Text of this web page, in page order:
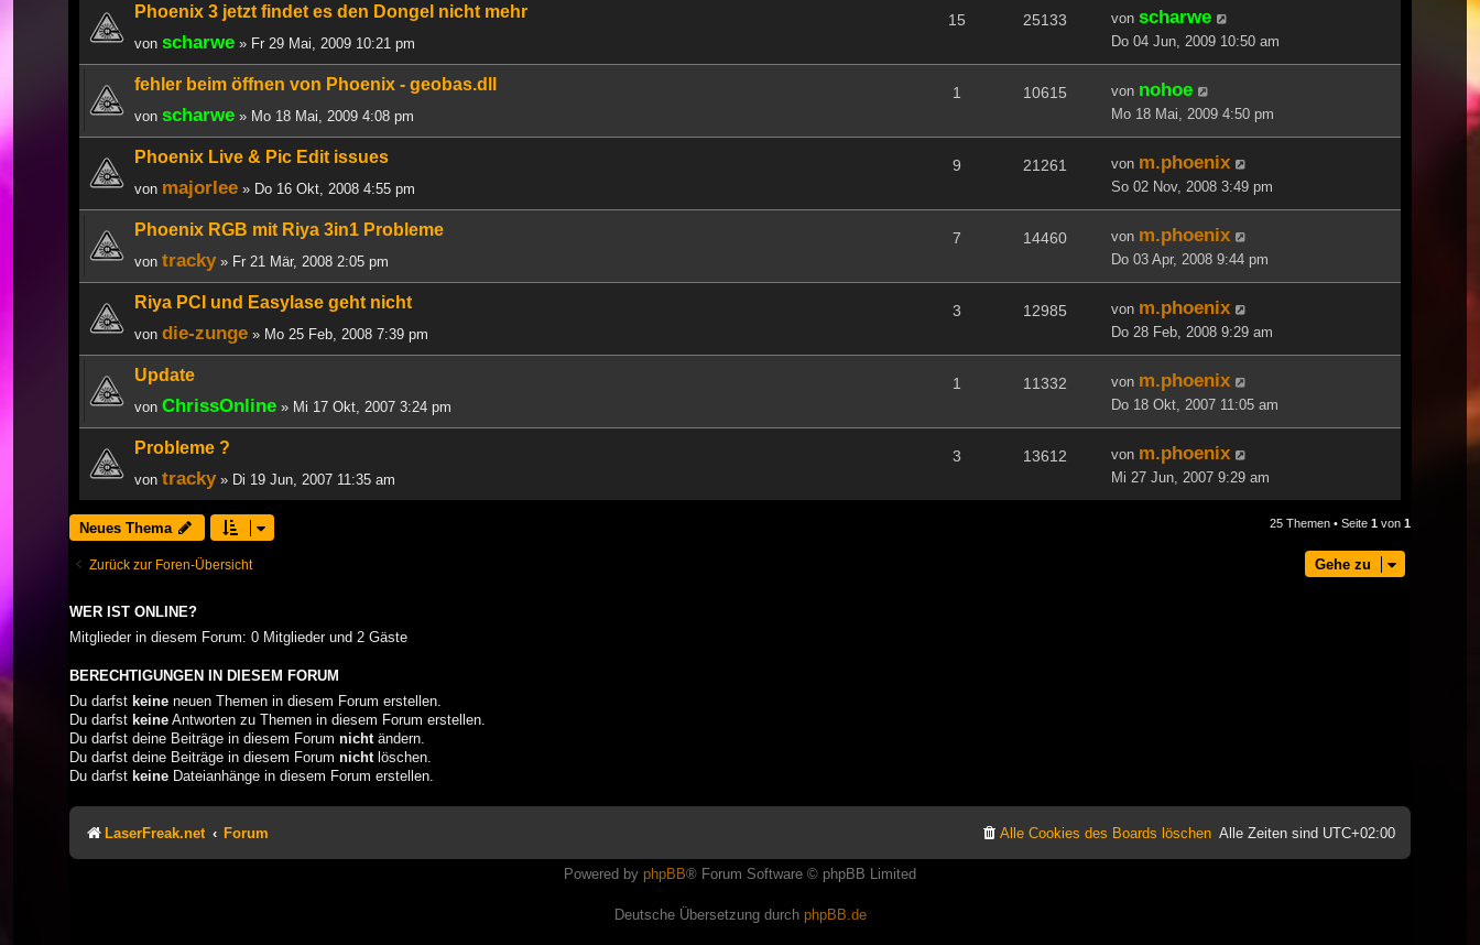
Phoenix 3 jetzt findet es den Dongel nicht mehr
von scharwe » Fr 29 Mai, 2009 10:21 pm
15 25133 von scharwe
Do 04 Jun, 2009 10:50 am
fehler beim öffnen von Phoenix - geobas.dll
von scharwe » Mo 18 Mai, 2009 4:08 pm
1 10615 von nohoe
Mo 18 Mai, 2009 4:50 pm
Phoenix Live & Pic Edit issues
von majorlee » Do 16 Okt, 2008 4:55 pm
9 21261 von m.phoenix
So 02 Nov, 2008 3:49 pm
Phoenix RGB mit Riya 3in1 Probleme
von tracky» Fr 21 Mär, 2008 2:05 pm
7 14460 von m.phoenix
Do 03 Apr, 2008 9:44 pm
Riya PCI und Easylase geht nicht
von die-zunge » Mo 25 Feb, 2008 7:39 pm
3 12985 von m.phoenix
Do 28 Feb, 2008 9:29 am
Update
von ChrissOnline » Mi 17 Okt, 2007 3:24 pm
1 11332 von m.phoenix
Do 18 Okt, 2007 11:05 am
Probleme ?
von tracky» Di 19 Jun, 2007 11:35 am
3 13612 von m.phoenix
Mi 27 Jun, 2007 9:29 am
Neues Thema 25 Themen • Seite 1 von 1
Zurück zur Foren-Übersicht Gehe zu
WER IST ONLINE?
Mitglieder in diesem Forum: 0 Mitglieder und 2 Gäste
BERECHTIGUNGEN IN DIESEM FORUM
Du darfst keine neuen Themen in diesem Forum erstellen.
Du darfst keine Antworten zu Themen in diesem Forum erstellen.
Du darfst deine Beiträge in diesem Forum nicht ändern.
Du darfst deine Beiträge in diesem Forum nicht löschen.
Du darfst keine Dateianhänge in diesem Forum erstellen.
LaserFreak.net Forum Alle Zeiten sind UTC+02:00
Alle Cookies des Boards löschen
Powered by phpBB® Forum Software © phpBB Limited
Deutsche Übersetzung durch phpBB.de